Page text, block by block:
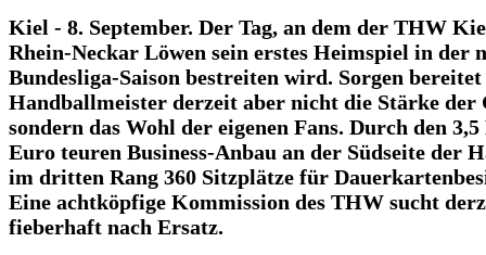
Kiel - 8. September. Der Tag, an dem der THW
Rhein-Neckar Löwen sein erstes Heimspiel in der
Bundesliga-Saison bestreiten wird. Sorgen bereitet
Handballmeister derzeit aber nicht die Stärke der
sondern das Wohl der eigenen Fans. Durch den
Euro teuren Business-Anbau an der Südseite der
im dritten Rang 360 Sitzplätze für
Eine achtköpfige Kommission des THW sucht
fieberhaft nach Ersatz.